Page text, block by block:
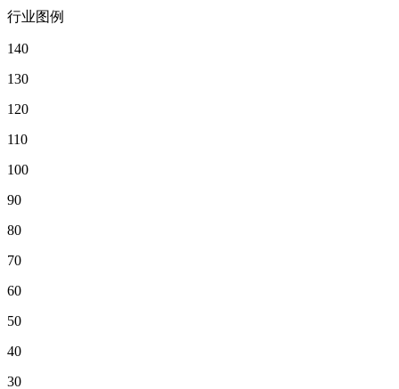
行业图例
140
130
120
110
100
90
80
70
60
50
40
30